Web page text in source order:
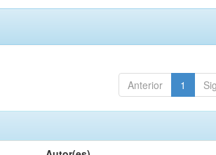
Anterior 1